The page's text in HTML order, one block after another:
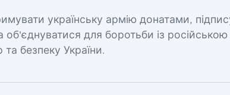
українську армію донатами,
об'єднуватися для боротьби із
безпеку України.